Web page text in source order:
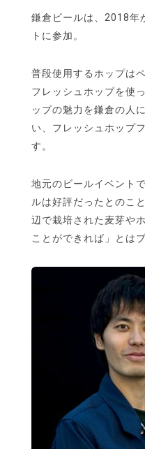
鎌倉ビールは、2018年
トに参加。
普段使用するホップは
フレッシュホップを使
ップの魅力を鎌倉の人
い、フレッシュホップ
す。
地元のビールイベント
ルは好評だったとのこ
辺で栽培された麦芽や
ことができれば」とは